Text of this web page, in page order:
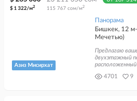
$ 1 322/м2 115 767 сом/м2
Азиз Мисирхат
Панорама
Бишкек, 12 м-
Мечетью)
Предлагаю
двухэтажный
4701
9